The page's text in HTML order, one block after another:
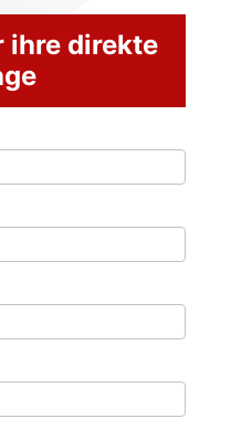
ihre direkte